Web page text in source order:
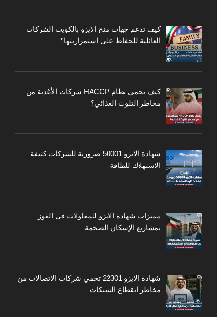
كيف تدعم جهات منح الايزو بالكويت الشركات
العائلية للحفاظ على استمراريتها؟
كيف يحمي نظام HACCP شركات الأغذية من
مخاطر التلوث الغذائي؟
شهادة الايزو 50001 ضرورية للشركات كثيفة
الاستهلاك للطاقة
مميزات شهادة الايزو للمقاولات في الفوز
بمشاريع الإسكان الضخمة
شهادة الايزو 22301 تحمي شركات الاتصالات من
مخاطر انقطاع الشبكات